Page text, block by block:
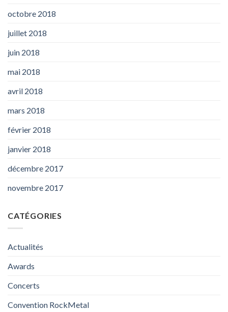
octobre 2018
juillet 2018
juin 2018
mai 2018
avril 2018
mars 2018
février 2018
janvier 2018
décembre 2017
novembre 2017
CATÉGORIES
Actualités
Awards
Concerts
Convention RockMetal